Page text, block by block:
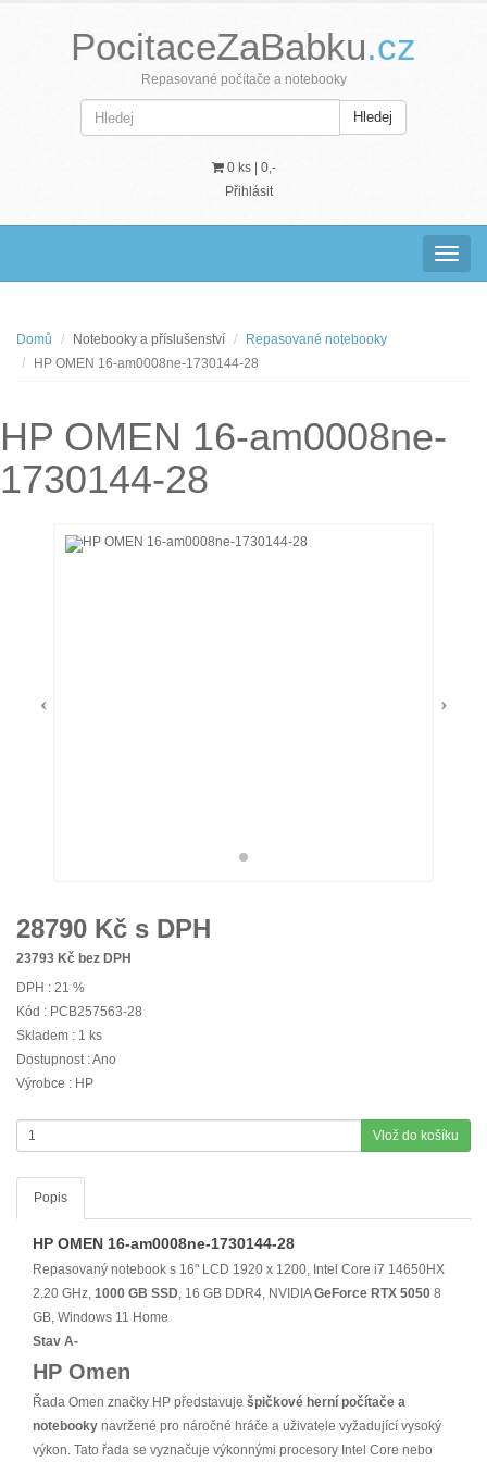
PocitaceZaBabku.cz
Repasované počítače a notebooky
Hledej
0 ks | 0,-
Přihlásit
Domů Notebooky a příslušenství
Repasované notebooky
HP OMEN 16-am0008ne-1730144-28
HP OMEN 16-am0008ne-
1730144-28
28790 Kč s DPH
23793 Kč bez DPH
DPH : 21 %
Kód : PCB257563-28
Skladem : 1 ks
Dostupnost : Ano
Výrobce : HP
Vlož do košíku
Popis
HP OMEN 16-am0008ne-1730144-28
Repasovaný notebook s 16" LCD 1920 x 1200, Intel Core i7 14650HX
2.20 GHz, 1000 GB SSD, 16 GB DDR4, NVIDIAGeForce RTX 5050 8
GB, Windows 11 Home
Stav A-
HP Omen
Řada Omen značky HP představuje špičkové herní počítače a
notebooky navržené pro náročné hráče a uživatele vyžadující vysoký
výkon. Tato řada se vyznačuje výkonnými procesory Intel Core nebo